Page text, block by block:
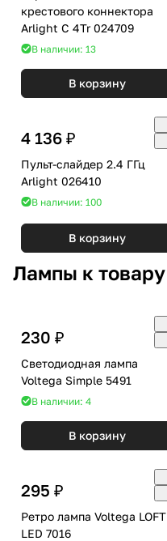
крестового коннектора
Arlight C 4Tr 024709
В наличии: 13
В корзину
4 136 ₽
Пульт-слайдер 2.4 ГГц
Arlight 026410
В наличии: 100
В корзину
Лампы к товару
230 ₽
Светодиодная лампа
Voltega Simple 5491
В наличии: 4
В корзину
295 ₽
Ретро лампа Voltega LOFT
LED 7016